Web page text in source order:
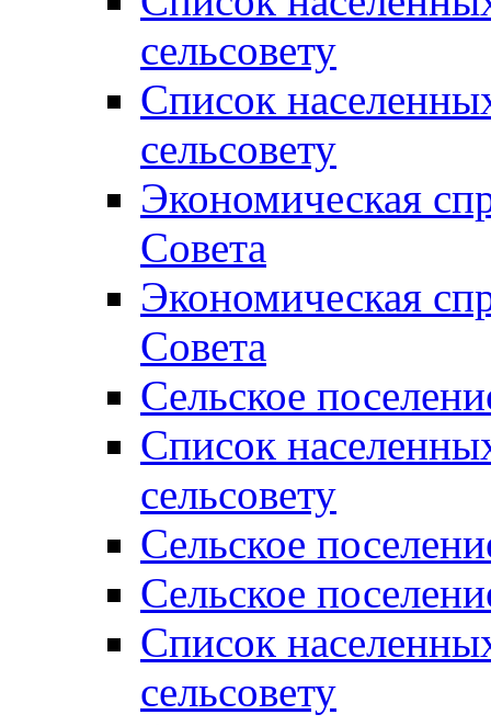
сельсовету
Список
сельсовету
Экономическая
Совета
Экономическая
Совета
Сельское
Список
сельсовету
Сельское
Сельское
Список
сельсовету